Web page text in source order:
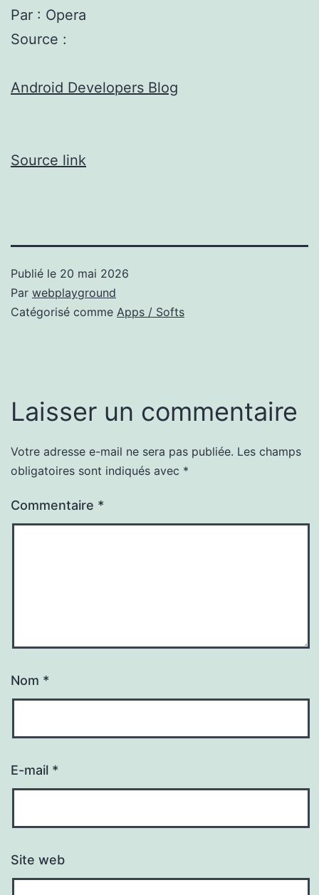
Par : Opera
Source :
Android Developers Blog
Source link
Publié le 20 mai 2026
Par webplayground
Catégorisé comme Apps / Softs
Laisser un commentaire
Votre adresse e-mail ne sera pas publiée. Les champs
obligatoires sont indiqués avec *
Commentaire *
Nom *
E-mail *
Site web